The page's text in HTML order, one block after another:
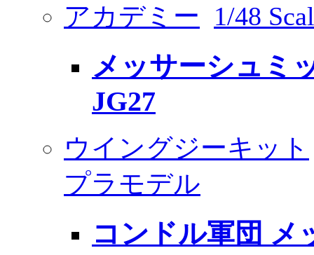
アカデミー 1/48
メッサーシュミ
JG27
ウイングジーキット
プラモデル
コンドル軍団 メ